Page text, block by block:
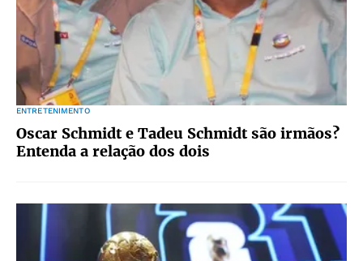
ENTRETENIMENTO
Oscar Schmidt e Tadeu Schmidt são irmãos?
Entenda a relação dos dois